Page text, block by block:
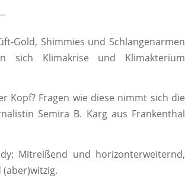
Gold, Shimmies und Schlangenarmen
sich Klimakrise und Klimakterium
Kopf? Fragen wie diese nimmt sich die
Semira B. Karg aus Frankenthal
Mitreißend und horizonterweiternd,